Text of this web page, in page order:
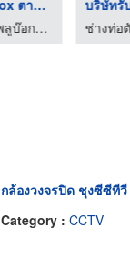
รับทำ Pull box ตามแบ ...
โรงงานผลิตพลูบ๊อกซ์ - ส.ศักดินันท์
กล้องวงจรปิด ชุงซีซีทีวี
Category : CCTV